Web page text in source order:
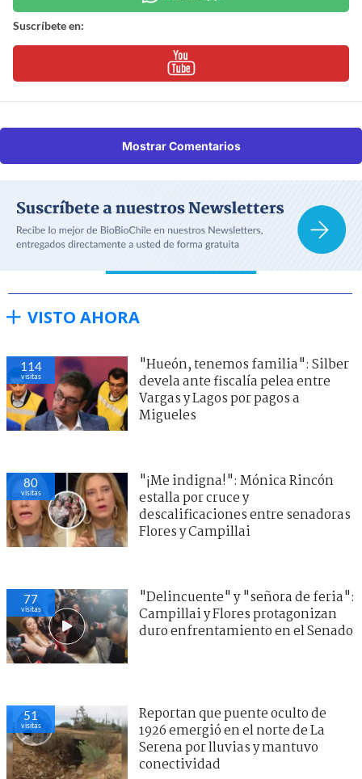
Suscríbete en:
Mostrar Comentarios
VISTO AHORA
114
visitas
"Hueón, tenemos familia": Silber
devela ante fiscalía pelea entre
Vargas y Lagos por pagos a
Migueles
80
visitas
"¡Me indigna!": Mónica Rincón
estalla por cruce y
descalificaciones entre senadoras
Flores y Campillai
77
visitas
"Delincuente" y "señora de feria":
Campillai y Flores protagonizan
duro enfrentamiento en el Senado
51
visitas
Reportan que puente oculto de
1926 emergió en el norte de La
Serena por lluvias y mantuvo
conectividad